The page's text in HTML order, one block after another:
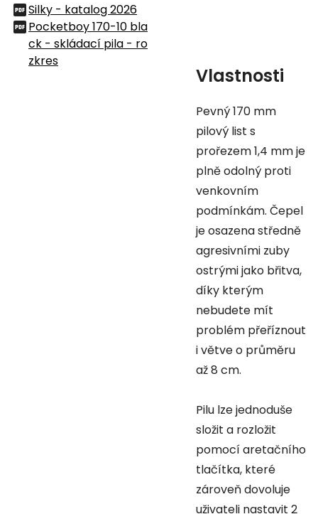
Silky - katalog 2026
Pocketboy 170-10 bla
ck - skládací pila - ro
zkres
Vlastnosti
Pevný 170 mm
pilový list s
prořezem 1,4 mm je
plně odolný proti
venkovním
podmínkám. Čepel
je osazena středně
agresivními zuby
ostrými jako břitva,
díky kterým
nebudete mít
problém přeříznout
i větve o průměru
až 8 cm.
Pilu lze jednoduše
složit a rozložit
pomocí aretačního
tlačítka, které
zároveň dovoluje
uživateli nastavit 2